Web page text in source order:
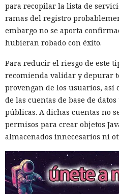
uno de los mayores hackeos
la plataforma en la nube
Muka, de 26 años, se declaró
y conspiración en un tribunal
Washington. Su sentencia se
pena máxima es de hasta 32
Muka y sus cómplices
acceder a cuentas de
menos 165 empresas. Entre las
Santander, LendingTree y uno
grandes de Estados Unidos.
La magnitud de las filtraciones
para recopilar la lista de
ramas del registro
embargo no se aporta
hubieran robado con éxito.
Para reducir el riesgo de este
recomienda validar y depurar
provengan de los usuarios,
de las cuentas de base de
públicas. A dichas cuentas no
permisos para crear objetos
almacenados innecesarios ni